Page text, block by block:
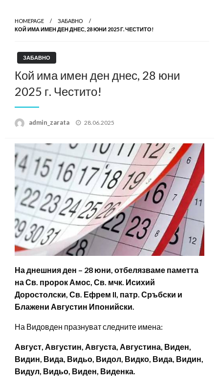
HOMEPAGE
ЗАБАВНО
КОЙ ИМА ИМЕН ДЕН ДНЕС, 28 ЮНИ 2025 Г. ЧЕСТИТО!
ЗАБАВНО
Кой има имен ден днес, 28 юни
2025 г. Честито!
admin_zarata
Posted
28.06.2025
На днешния ден – 28 юни, отбелязваме паметта
на Св. пророк Амос, Св. мчк. Исихий
Доростолски, Св. Ефрем II, патр. Сръбски и
Блажени Августин Ипонийски.
На Видовден празнуват следните имена:
Август, Августин, Августа, Августина, Виден,
Видин, Вида, Видьо, Видол, Видко, Вида, Видин,
Видул, Видьо, Виден, Виденка.